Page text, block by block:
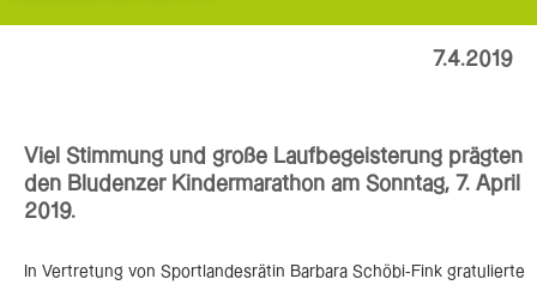
7.4.2019
Viel Stimmung und große Laufbegeisterung prägten
den Bludenzer Kindermarathon am Sonntag, 7. April
2019.
In Vertretung von Sportlandesrätin Barbara Schöbi-Fink gratulierte